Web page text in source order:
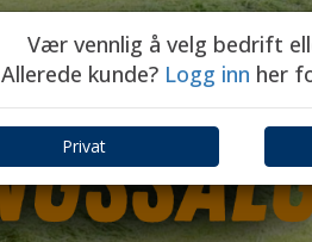
Vær vennlig å velg bedrift
Allerede kunde? Logg inn her
Privat